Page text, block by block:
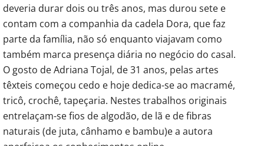
deveria durar dois ou três anos, mas durou sete e
contam com a companhia da cadela Dora, que faz
parte da família, não só enquanto viajavam como
também marca presença diária no negócio do casal.
O gosto de Adriana Tojal, de 31 anos, pelas artes
têxteis começou cedo e hoje dedica-se ao macramé,
tricô, crochê, tapeçaria. Nestes trabalhos originais
entrelaçam-se fios de algodão, de lã e de fibras
naturais (de juta, cânhamo e bambu)e a autora